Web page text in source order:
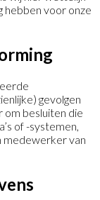
hebben voor onze
gevolgen
om besluiten die
of -systemen,
medewerker van